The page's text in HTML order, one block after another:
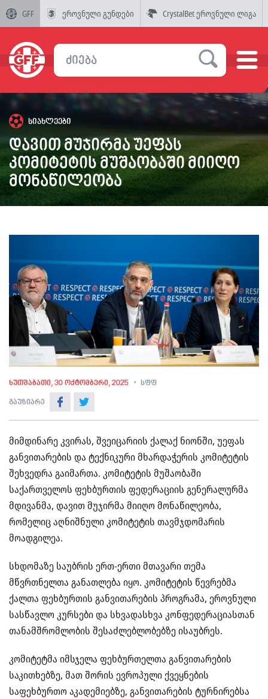
GFF ეროვნული გუნდები CrystalBet ეროვნული ლიგა
სიახლეები
დავით მუჯირმა უეფას
კომიტეტის მუშაობაში მიიღო
მონაწილეობა
ხუთშაბათი, 30 ოქტომბერი, 2025 სფფ
გაუზიარე
მიმდინარე კვირას, შვეიცარიის ქალაქ ნიონში, უეფას
განვითარების და ტექნიკური მხარდაჭერის კომიტეტის
შეხვედრა გაიმართა. კომიტეტის მუშაობაში
საქართველოს ფეხბურთის ფედერაციის გენერალურმა
მდივანმა, დავით მუჯირმა მიიღო მონაწილეობა,
რომელიც აღნიშნული კომიტეტის თავმჯდომარის
მოადგილეა.
სხდომაზე საუბრის ერთ-ერთი მთავარი თემა
მწვრთნელთა განათლება იყო. კომიტეტის წევრებმა
ქალთა ფეხბურთის განვითარების პროგრამა, ეროვნული
სასწავლო კურსები და სხვადასხვა კონფედერაციასთან
თანამშრომლობის შესაძლებლობებზე ისაუბრეს.
კომიტეტმა იმსჯელა ფეხბურთელთა განვითარების
საკითხებზე, მათ შორის ევროპული ქვეყნების
საფეხბურთო აკადემიებზე, განვითარების ტურნირებსა